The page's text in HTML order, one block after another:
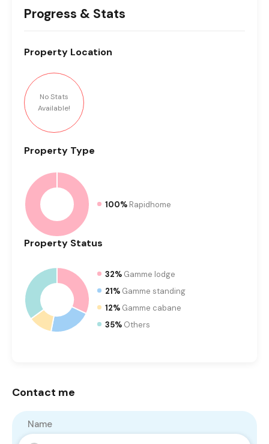
Progress & Stats
Property Location
No Stats
Available!
Property Type
100% Rapidhome
Property Status
32% Gamme lodge
21% Gamme standing
12% Gamme cabane
35% Others
Contact me
Name